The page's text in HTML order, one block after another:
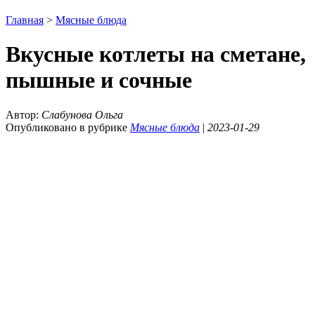
Главная > Мясные блюда
Вкусные котлеты на сметане,
пышные и сочные
Автор: Слабунова Ольга
Опубликовано в рубрике Мясные блюда | 2023-01-29